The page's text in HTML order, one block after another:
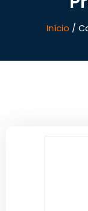
Início /